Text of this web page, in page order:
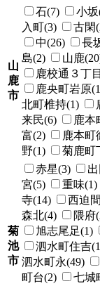
山
鹿
市
石(7) 小坂
入町(3)
古閑
中(26)
長
島(2)
山鹿
鹿校通３丁
鹿央町岩原
北町椎持(1)
来民(6)
鹿本
富(2)
鹿本町
野(1)
菊鹿町
菊
池
市
赤星(3)
宮(5)
重味(1)
寺(14)
西迫
森北(4)
隈府
旭志尾足(1)
泗水町住吉
泗水町永(49)
町台(2)
七城